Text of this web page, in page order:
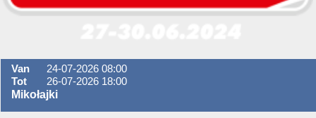
Van
24-07-2026 08:00
Tot
26-07-2026 18:00
Mikołajki